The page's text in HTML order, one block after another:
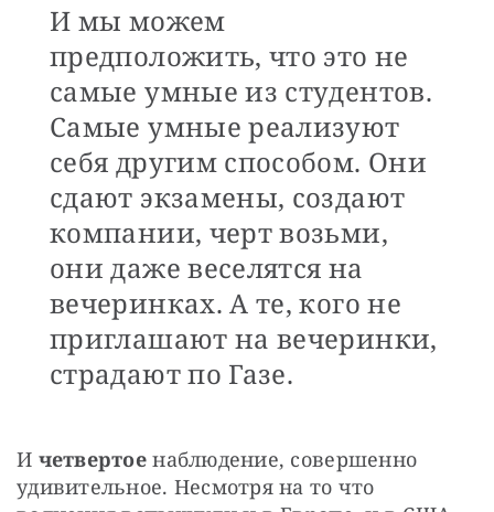
И мы можем
предположить, что это не
самые умные из студентов.
Самые умные реализуют
себя другим способом. Они
сдают экзамены, создают
компании, черт возьми,
они даже веселятся на
вечеринках. А те, кого не
приглашают на вечеринки,
страдают по Газе.
И четвертое наблюдение, совершенно
удивительное. Несмотря на то что